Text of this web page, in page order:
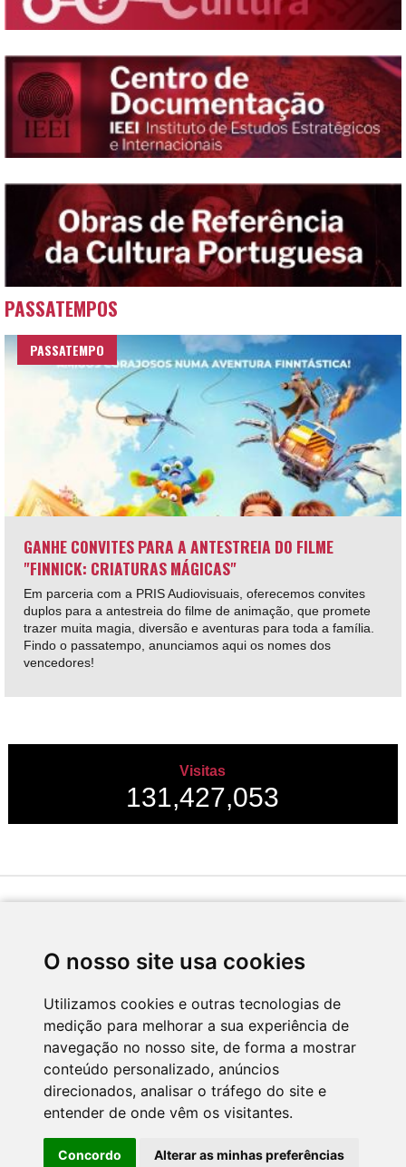
O nosso site usa cookies
Utilizamos cookies e outras tecnologias de
medição para melhorar a sua experiência de
navegação no nosso site, de forma a mostrar
conteúdo personalizado, anúncios
direcionados, analisar o tráfego do site e
entender de onde vêm os visitantes.
Concordo Alterar as minhas preferências
PASSATEMPOS
PASSATEMPO
GANHE CONVITES PARA A ANTESTREIA DO FILME
"FINNICK: CRIATURAS MÁGICAS"
Em parceria com a PRIS Audiovisuais, oferecemos convites
duplos para a antestreia do filme de animação, que promete
trazer muita magia, diversão e aventuras para toda a família.
Findo o passatempo, anunciamos aqui os nomes dos
vencedores!
Visitas
131,427,053